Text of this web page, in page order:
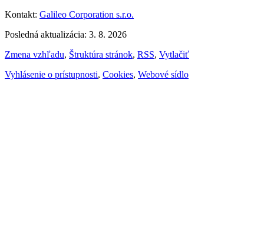
Kontakt: Galileo Corporation s.r.o.
Posledná aktualizácia: 3. 8. 2026
Zmena vzhľadu, Štruktúra stránok, RSS, Vytlačiť
Vyhlásenie o prístupnosti, Cookies, Webové sídlo